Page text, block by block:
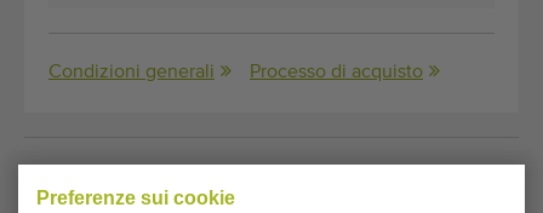
Preferenze sui cookie
Condizioni generali Processo di acquisto
HSG per mele è stato venduto.